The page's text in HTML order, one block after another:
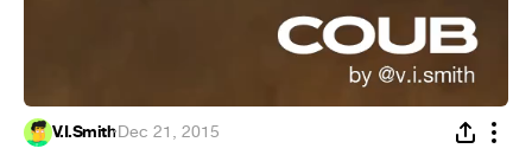
V.I.Smith·Dec 21, 2015